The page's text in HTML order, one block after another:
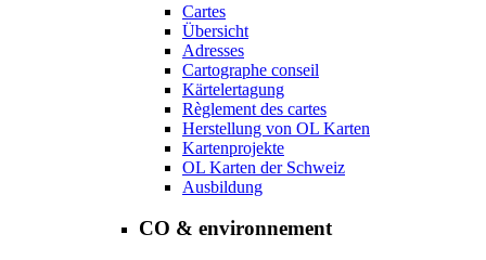
Cartes
Übersicht
Adresses
Cartographe conseil
Kärtelertagung
Règlement des cartes
Herstellung von OL Karten
Kartenprojekte
OL Karten der Schweiz
Ausbildung
CO & environnement